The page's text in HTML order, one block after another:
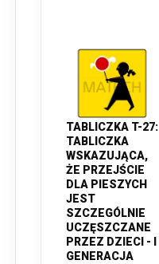
TABLICZKA T-27:
TABLICZKA
WSKAZUJĄCA,
ŻE PRZEJŚCIE
DLA PIESZYCH
JEST
SZCZEGÓLNIE
UCZĘSZCZANE
PRZEZ DZIECI - I
GENERACJA